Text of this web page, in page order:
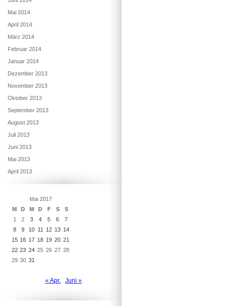
Mai 2014
April 2014
März 2014
Februar 2014
Januar 2014
Dezember 2013
November 2013
Oktober 2013
September 2013
August 2013
Juli 2013
Juni 2013
Mai 2013
April 2013
Mai 2017
M
D M D F S
S
1
2 3 4 5 6
7
8
9 10 11 12 13 14
15 16 17 18 19 20 21
22 23 24 25 26 27 28
29 30 31
« Apr. Juni »